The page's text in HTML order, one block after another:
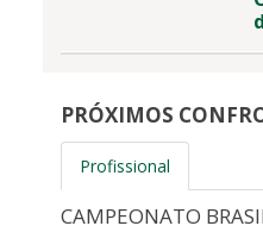
PRÓXIMOS
Profissional
CAMPEONATO